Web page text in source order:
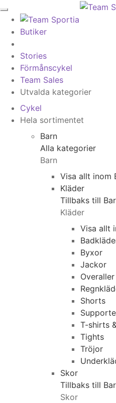
Butiker
Stories
Förmånscykel
Team Sales
Utvalda kategorier
Cykel
Hela sortimentet
Barn
Alla kategorier
Barn
Visa allt inom
Kläder
Tillbaks till
Kläder
Visa allt
Byxor
Jackor
Overaller
Shorts
T-shirts
Tights
Tröjor
Skor
Tillbaks till
Skor